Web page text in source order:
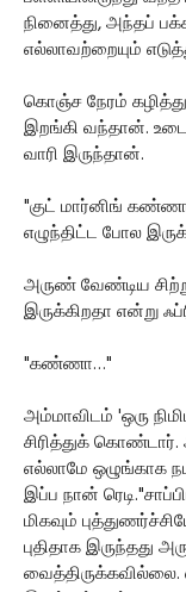
நினைத்து, அந்தப்
எல்லாவற்றையும்
கொஞ்ச நேரம்
இறங்கி வந்தான்.
வாரி இருந்தான்.
"குட் மார்னிங்
எழுந்திட்ட போல
அருண் வேண்டிய
இருக்கிறதா என்று
"கண்ணா…"
அம்மாவிடம் 'ஒரு
சிரித்துக்
எல்லாமே ஒழுங்காக
இப்ப நான்
மிகவும்
புதிதாக